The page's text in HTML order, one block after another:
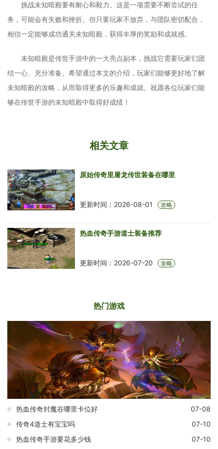
挑战未知暗殿要有耐心和毅力。这是一项需要不断尝试的任
务，可能会有失败和挫折。但只要玩家不放弃，与团队密切配合，
相信一定能够成功通关未知暗殿，获得丰厚的奖励和成就感。
未知暗殿是传世手游中的一大亮点副本，挑战它需要玩家们团
结一心、充分准备。希望通过本文的介绍，玩家们能够更好地了解
未知暗殿的攻略，从而取得更多的乐趣和成就。祝愿各位玩家们能
够在传世手游的未知暗殿中取得好成绩！
相关文章
原始传奇里屠龙传世装备在哪里
更新时间：2026-08-01 攻略
热血传奇手游道士装备推荐
更新时间：2026-07-20 攻略
热门游戏
热血传奇封魔谷哪里卡位好
07-08
传奇4道士有宝宝吗
07-10
热血传奇手游要花多少钱
07-10